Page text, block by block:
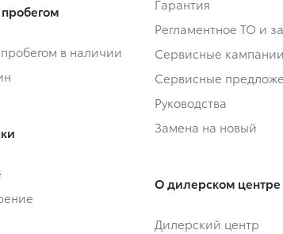
в наличии
Гарантия
Регламентное ТО и
Сервисные кампании
Сервисные
Руководства
Замена на новый
О дилерском центре
Дилерский центр